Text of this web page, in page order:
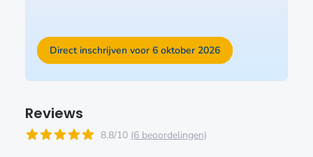
Direct inschrijven voor 6 oktober 2026
Reviews
8.8/10 (6 beoordelingen)